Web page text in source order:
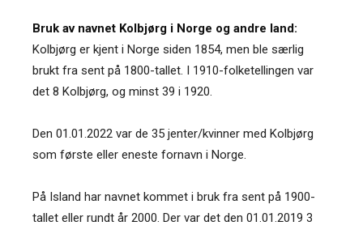
Bruk av navnet Kolbjørg i Norge og andre land:
Kolbjørg er kjent i Norge siden 1854, men ble særlig
brukt fra sent på 1800-tallet. I 1910-folketellingen var
det 8 Kolbjørg, og minst 39 i 1920.
Den 01.01.2022 var de 35 jenter/kvinner med Kolbjørg
som første eller eneste fornavn i Norge.
På Island har navnet kommet i bruk fra sent på 1900-
tallet eller rundt år 2000. Der var det den 01.01.2019 3